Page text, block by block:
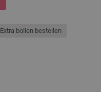
Extra bollen bestellen